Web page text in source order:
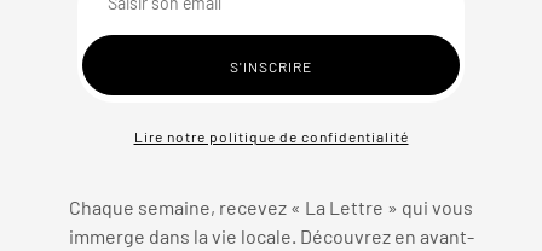
Lire notre politique de confidentialité
Chaque semaine, recevez « La Lettre » qui vous
immerge dans la vie locale. Découvrez en avant-